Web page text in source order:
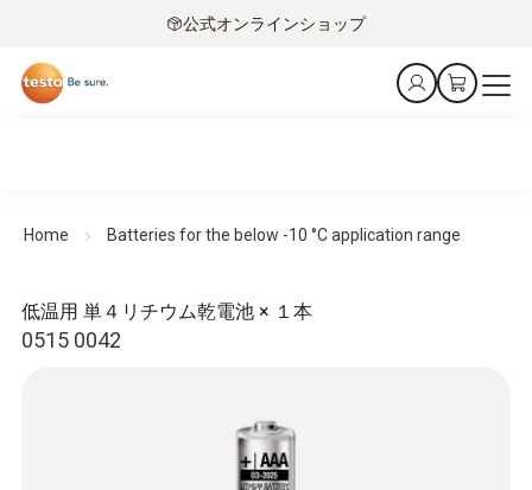
公式オンラインショップ
Home Batteries for the below -10 °C application range
0515 0042
低温用 単４リチウム乾電池 × １本